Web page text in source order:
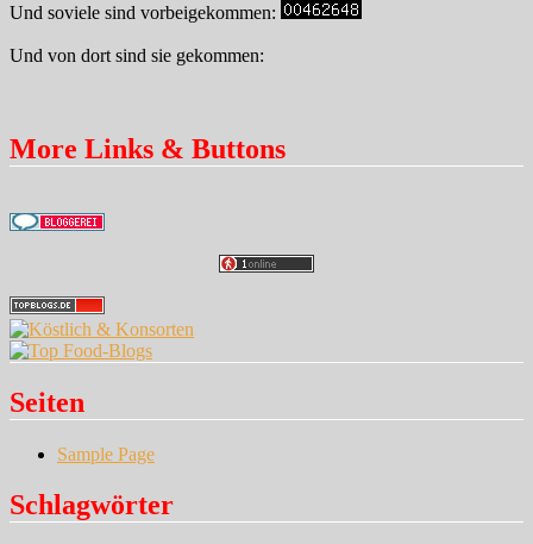
Und soviele sind vorbeigekommen:
Und von dort sind sie gekommen:
More Links & Buttons
Seiten
Sample Page
Schlagwörter